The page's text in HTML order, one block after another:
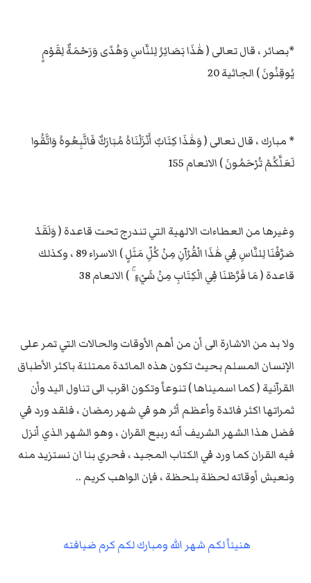
*بصائر ، قال تعالى ( هَٰذَا بَصَائِرُ لِلنَّاسِ وَهُدًى وَرَحْمَةٌ لِقَوْمٍ
يُوقِنُونَ ) الجاثية 20
* مبارك ، قال نعالى ( وَهَٰذَا كِتَابٌ أَنْزَلْنَاهُ مُبَارَكٌ فَاتَّبِعُوهُ وَاتَّقُوا
لَعَلَّكُمْ تُرْحَمُونَ ) الانعام 155
وغيرها من العطاءات الالهية التي تندرج تحت قاعدة ( وَلَقَدْ
صَرَّفْنَا لِلنَّاسِ فِي هَٰذَا الْقُرْآنِ مِنْ كُلِّ مَثَلٍ ) الاسراء 89 ، وكذلك
قاعدة ( مَا فَرَّطْنَا فِي الْكِتَابِ مِنْ شَيْءٍ ۚ ) الانعام 38
ولا بد من الاشارة الى أن من أهم الأوقات والحالات التي تمر على
الإنسان المسلم بحيث تكون هذه المائدة ممتلئة باكثر الأطباق
القرآنية ( كما اسميناها ) تنوعاً وتكون اقرب الى تناول اليد وأن
ثمراتها اكثر فائدة وأعظم أثر هو في شهر رمضان ، فلقد ورد في
فضل هذا الشهر الشريف أنه ربيع القران ، وهو الشهر الذي أنزل
فيه القران كما ورد في الكتاب المجيد ، فحري بنا ان نستزيد منه
ونعيش أوقاته لحظة بلحظة ، فإن الواهب كريم ..
هنيئاً لكم شهر الله ومبارك لكم كرم ضيافته